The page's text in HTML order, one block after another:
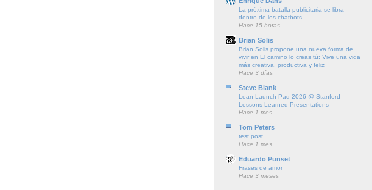
La próxima batalla publicitaria se libra
dentro de los chatbots
Hace 15 horas
Brian Solis
Brian Solis propone una nueva forma de
vivir en El camino lo creas tú: Vive una vida
más creativa, productiva y feliz
Hace 3 días
Steve Blank
Lean Launch Pad 2026 @ Stanford –
Lessons Learned Presentations
Hace 1 mes
Tom Peters
test post
Hace 1 mes
Eduardo Punset
Frases de amor
Hace 3 meses